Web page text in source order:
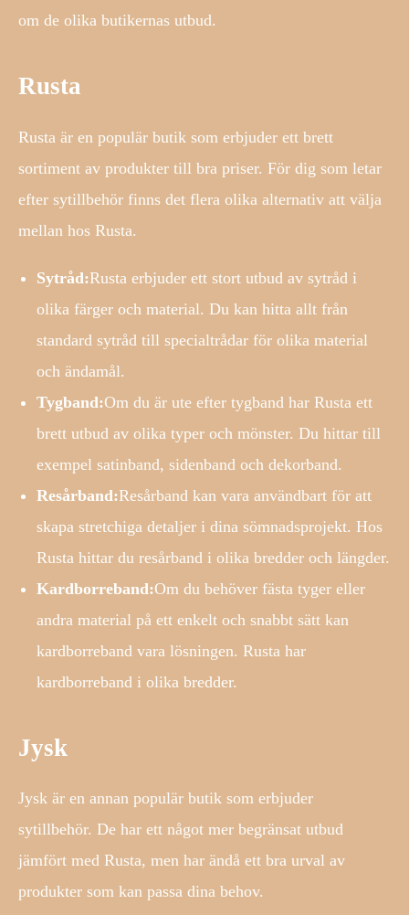
om de olika butikernas utbud.
Rusta
Rusta är en populär butik som erbjuder ett brett
sortiment av produkter till bra priser. För dig som letar
efter sytillbehör finns det flera olika alternativ att välja
mellan hos Rusta.
Sytråd:Rusta erbjuder ett stort utbud av sytråd i
olika färger och material. Du kan hitta allt från
standard sytråd till specialtrådar för olika material
och ändamål.
Tygband:Om du är ute efter tygband har Rusta ett
brett utbud av olika typer och mönster. Du hittar till
exempel satinband, sidenband och dekorband.
Resårband:Resårband kan vara användbart för att
skapa stretchiga detaljer i dina sömnadsprojekt. Hos
Rusta hittar du resårband i olika bredder och längder.
Kardborreband:Om du behöver fästa tyger eller
andra material på ett enkelt och snabbt sätt kan
kardborreband vara lösningen. Rusta har
kardborreband i olika bredder.
Jysk
Jysk är en annan populär butik som erbjuder
sytillbehör. De har ett något mer begränsat utbud
jämfört med Rusta, men har ändå ett bra urval av
produkter som kan passa dina behov.